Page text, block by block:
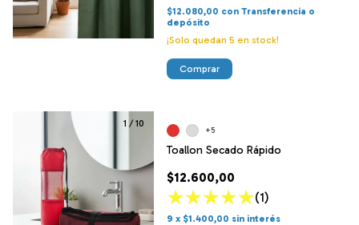
$12.080,00 con Transferencia o
depósito
¡Solo quedan 5 en stock!
Comprar
1 / 10
Toallon Secado Rápido
$12.600,00
(1)
9 x $1.400,00 sin interés
+5